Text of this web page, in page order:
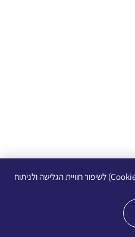
אתר זה משתמש בקבצי עוגיות (Cookies) לשיפור חוויית הגלישה ולניתוח